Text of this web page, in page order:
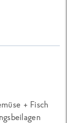
+ Fisch